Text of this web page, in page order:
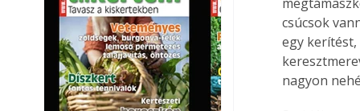
csúcsok
egy kerítést,
nagyon